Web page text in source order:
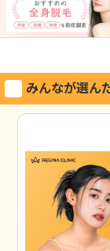
みんなが選ん